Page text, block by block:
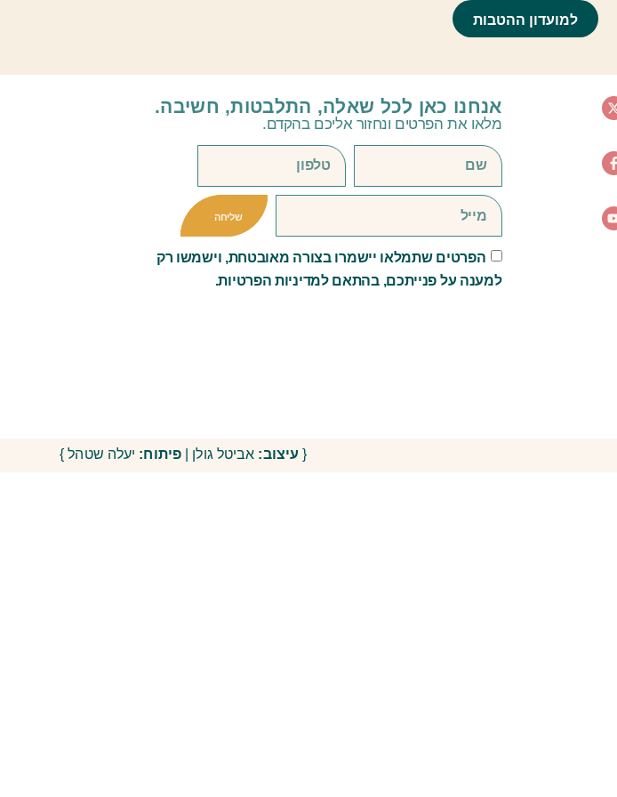
למועדון ההטבות
אנחנו כאן לכל שאלה, התלבטות, חשיבה.
מלאו את הפרטים ונחזור אליכם בהקדם.
הפרטים שתמלאו יישמרו בצורה מאובטחת, וישמשו רק
למענה על פנייתכם, בהתאם למדיניות הפרטיות.
שליחה
{ עיצוב: אביטל גולן | פיתוח: יעלה שטהל }